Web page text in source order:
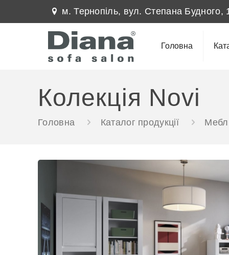
м. Тернопіль, вул. Степана Будного,
Головна
Колекція Novi
Головна Каталог продукції